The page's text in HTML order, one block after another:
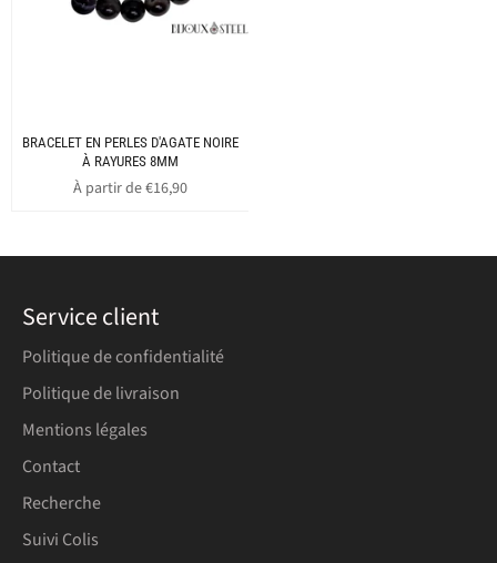
BRACELET EN PERLES D'AGATE NOIRE
À RAYURES 8MM
À partir de €16,90
Service client
Politique de confidentialité
Politique de livraison
Mentions légales
Contact
Recherche
Suivi Colis